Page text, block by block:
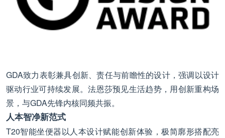
GDA致力表彰兼具创新、责任与前瞻性的设计，强调以设计
驱动行业可持续发展。法恩莎预见生活趋势，用创新重构场
景，与GDA先锋内核同频共振。
人本智净新范式
T20智能坐便器以人本设计赋能创新体验，极简廓形搭配亮